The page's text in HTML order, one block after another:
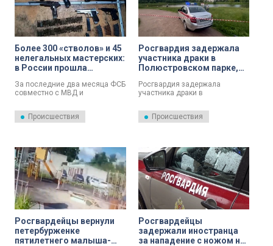
задачи по использованию
подводных технических
средств, сообщили в пресс-
службе ГУ Росгвардии по
Санкт-Петербургу и
Ленобласти.
Более 300 «стволов» и 45
нелегальных мастерских:
в России прошла
оружейного подполья
За последние два месяца ФСБ
совместно с МВД и
незаконного оборота более
300 единиц оружия
регионах, включая Петербург и
Ленинградскую область.
Происшествия
Росгвардия задержала
участника драки в
Полюстровском парке,
ножом
Росгвардия задержала
участника драки в
нанес своему оппоненту удар
ножом.Происшествия
Росгвардейцы вернули
петербурженке
пятилетнего малыша-
Росгвардейцы
задержали иностранца
за нападение с ножом на